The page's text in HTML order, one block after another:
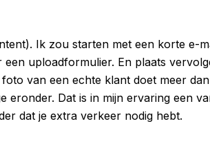
Ik zou starten met een korte e-
uploadformulier. En plaats
van een echte klant doet meer
eronder. Dat is in mijn ervaring een
dat je extra verkeer nodig hebt.